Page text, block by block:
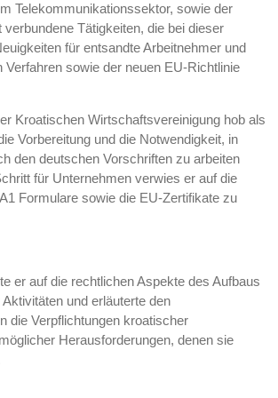
Telekommunikationssektor, sowie der
verbundene Tätigkeiten, die bei dieser
für entsandte Arbeitnehmer und
Verfahren sowie der neuen EU-Richtlinie
Kroatischen Wirtschaftsvereinigung hob als
Vorbereitung und die Notwendigkeit, in
den deutschen Vorschriften zu arbeiten
für Unternehmen verwies er auf die
Formulare sowie die EU-Zertifikate zu
er auf die rechtlichen Aspekte des Aufbaus
und erläuterte den
die Verpflichtungen kroatischer
Herausforderungen, denen sie